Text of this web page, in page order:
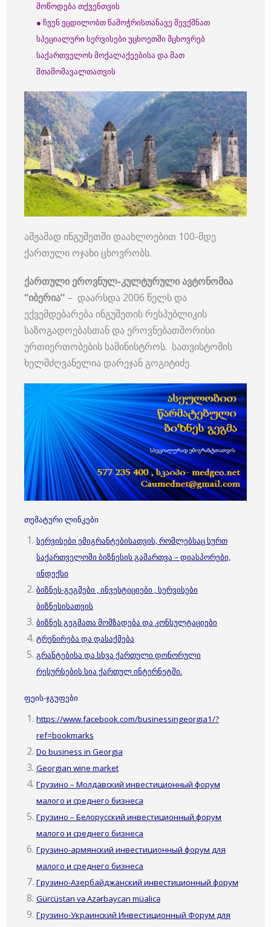
მოწოდება თქვენთვის
● ჩვენ ვცდილობთ წამოჭრისთანავე შევქმნათ
სპეციალური სერვისები უცხოეთში მცხოვრებ
საქართველოს მოქალაქეებისა და მათ
შთამომავალთათვის
ამჟამად ინგუშეთში დაახლოებით 100-მდე
ქართული ოჯახი ცხოვრობს.
ქართული ეროვნულ-კულტურული ავტონომია
“იბერია” – დაარსდა 2006 წელს და
ექვემდებარება ინგუშეთის რესპუბლიკის
საზოგადოებასთან და ეროვნებათშორისი
ურთიერთობების სამინისტროს. სათვისტომის
ხელმძღვანელია დარეჯან გოგიტიძე.
თემატური ლინკები
სერვისები ემიგრანტებისათვის, რომლებსაც სურთ
საქართველოში ბიზნესის გამართვა – დიასპორები,
ინდექსი
ბიზნეს-გეგმები , ინვესტიციები , სერვისები
ბიზნესისათვის
ბიზნეს გეგმათა მომზადება და კონსულტაციები
ტრენირება და დასაქმება
გრანტებისა და სხვა ქართული დონორული
რესურსების სია ქართულ ინტერნეტში.
ფეის-ჯგუფები
https://www.facebook.com/businessingeorgia1/?
ref=bookmarks
Do business in Georgia
Georgian wine market
Грузино – Молдавский инвестиционный форум
малого и среднего бизнеса
Грузино – Белорусский инвестиционный форум
малого и среднего бизнеса
Грузино-армянский инвестиционный форум для
малого и среднего бизнеса
Грузино-Азербайджанский инвестиционный форум
Gürcüstan və Azərbaycan müalicə
Грузино-Украинский Инвестиционный Форум для